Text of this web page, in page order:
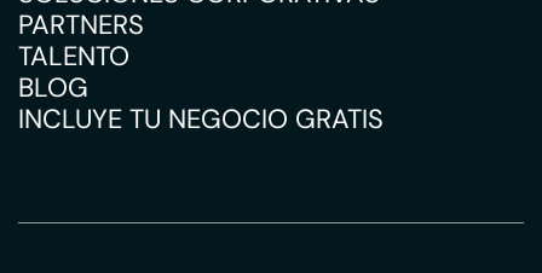
PARTNERS
TALENTO
BLOG
INCLUYE TU NEGOCIO GRATIS